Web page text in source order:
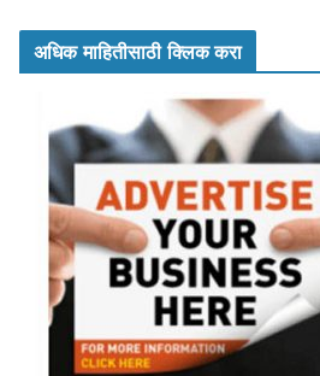
अधिक माहितीसाठी क्लिक करा